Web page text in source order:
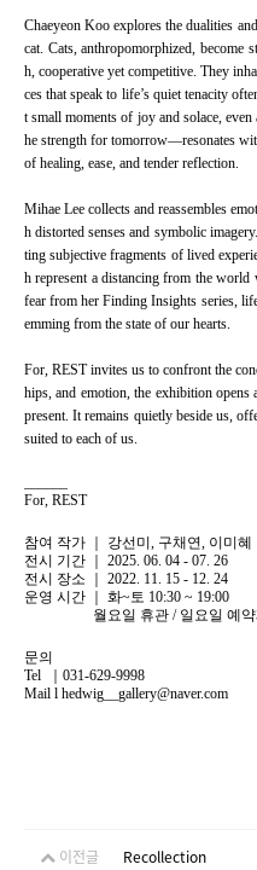
cat. Cats, anthropomorphized,
h, cooperative yet competitive. They
ces that speak to life’s quiet tenacity
t small moments of joy and solace,
he strength for tomorrow—resonates
of healing, ease, and tender reflection.
h distorted senses and symbolic
ting subjective fragments of lived
h represent a distancing from the
fear from her Finding Insights series,
emming from the state of our hearts.
hips, and emotion, the exhibition
present. It remains quietly beside us,
suited to each of us.
For, REST
전시 기간 ｜ 2025. 06. 04 - 07. 26
전시 장소 ｜ 2022. 11. 15 - 12. 24
운영 시간 ｜ 화~토 10:30 ~ 19:00
월요일 휴관 / 일요일 예약
Tel ｜031-629-9998
Mail l hedwig__gallery@naver.com